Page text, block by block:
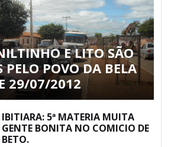
E LITO SÃO
PELO POVO DA BELA
29/07/2012
IBITIARA: 5ª MATERIA MUITA
GENTE BONITA NO COMICIO DE
BETO.